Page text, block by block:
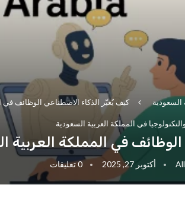
السعودية كيف يُغيّر الذكاء الاصطناعي الوظائف في
في المملكة العربية السعودية
في المملكة العربية
أكتوبر 27, 2025 0 تعليقات